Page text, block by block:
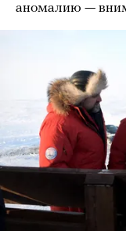
аномалию —